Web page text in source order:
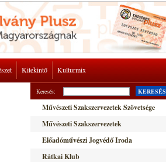
Kitekintő Kulturmix
Keresés: KERESÉS
Művészeti Szakszervezetek Szövetsége
Művészeti Szakszervezetek
Előadóművészi Jogvédő Iroda
Rátkai Klub